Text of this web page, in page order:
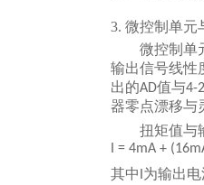
3. 微控制单元
微控制单
输出信号线性
出的AD值与4-
器零点漂移与
扭矩值与
I = 4mA +
其中I为输出